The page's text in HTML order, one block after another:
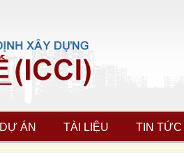
DỰ ÁN TÀI LIỆU TIN TỨC